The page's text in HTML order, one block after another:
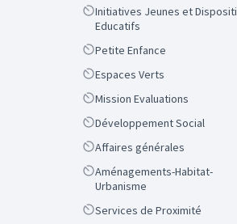
Scope
Initiatives Jeunes et Dispositifs
Educatifs
ScopePetite Enfance
ScopeEspaces Verts
ScopeMission Evaluations
ScopeDéveloppement Social
ScopeAffaires générales
Scope
Aménagements-Habitat-
Urbanisme
ScopeServices de Proximité